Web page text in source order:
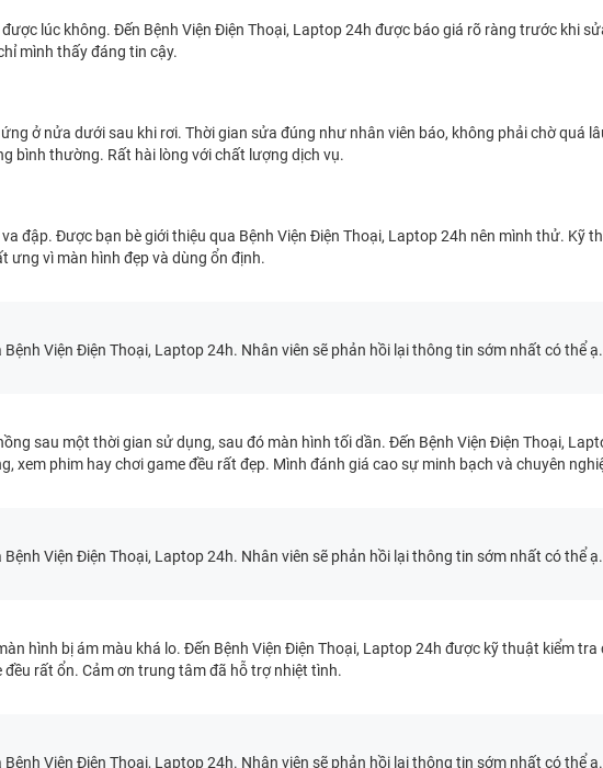
lúc không. Đến Bệnh Viện Điện Thoại, Laptop 24h được báo giá rõ ràng trước khi
mình thấy đáng tin cậy.
ở nửa dưới sau khi rơi. Thời gian sửa đúng như nhân viên báo, không phải chờ quá
bình thường. Rất hài lòng với chất lượng dịch vụ.
đập. Được bạn bè giới thiệu qua Bệnh Viện Điện Thoại, Laptop 24h nên mình thử. Kỹ
ưng vì màn hình đẹp và dùng ổn định.
Viện Điện Thoại, Laptop 24h. Nhân viên sẽ phản hồi lại thông tin sớm nhất có thể ạ.
sau một thời gian sử dụng, sau đó màn hình tối dần. Đến Bệnh Viện Điện Thoại,
xem phim hay chơi game đều rất đẹp. Mình đánh giá cao sự minh bạch và chuyên
Viện Điện Thoại, Laptop 24h. Nhân viên sẽ phản hồi lại thông tin sớm nhất có thể ạ.
hình bị ám màu khá lo. Đến Bệnh Viện Điện Thoại, Laptop 24h được kỹ thuật kiểm
rất ổn. Cảm ơn trung tâm đã hỗ trợ nhiệt tình.
Viện Điện Thoại, Laptop 24h. Nhân viên sẽ phản hồi lại thông tin sớm nhất có thể ạ.